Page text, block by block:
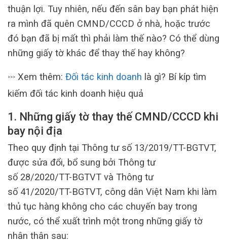
thuận lợi. Tuy nhiên, nếu đến sân bay bạn phát hiện
ra mình đã quên CMND/CCCD ở nhà, hoặc trước
đó bạn đã bị mất thì phải làm thế nào? Có thể dùng
những giấy tờ khác để thay thế hay không?
>>> Xem thêm: Đối tác kinh doanh là gì? Bí kíp tìm
kiếm đối tác kinh doanh hiệu quả
1. Những giấy tờ thay thế CMND/CCCD khi
bay nội địa
Theo quy định tại Thông tư số 13/2019/TT-BGTVT,
được sửa đổi, bổ sung bởi Thông tư
số 28/2020/TT-BGTVT và Thông tư
số 41/2020/TT-BGTVT, công dân Việt Nam khi làm
thủ tục hàng không cho các chuyến bay trong
nước, có thể xuất trình một trong những giấy tờ
nhân thân sau: